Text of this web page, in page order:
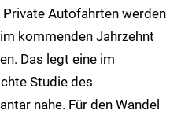
Autofahrten werden
kommenden Jahrzehnt
Das legt eine im
Studie des
nahe. Für den Wandel